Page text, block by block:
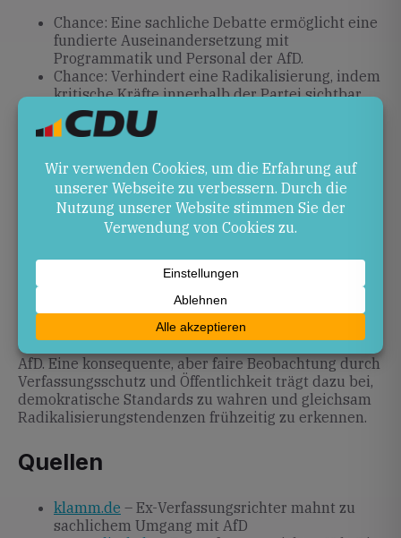
Chance: Eine sachliche Debatte ermöglicht eine
fundierte Auseinandersetzung mit
Programmatik und Personal der AfD.
Chance: Verhindert eine Radikalisierung, indem
kritische Kräfte innerhalb der Partei sichtbar
bleiben.
Risiko: Pauschale Diskreditierung könnte
Risiko: Ein Verbotsverfahren könnte als
„Pyrrhussieg“ enden und antidemokratische
Narrative beflügeln.
Die kommenden Landtagswahlen am 20. September
2026 in Mecklenburg-Vorpommern und am 6.
September 2026 in Sachsen-Anhalt werden
entscheidende Gradmesser für das Abschneiden der
AfD. Eine konsequente, aber faire Beobachtung durch
Verfassungsschutz und Öffentlichkeit trägt dazu bei,
demokratische Standards zu wahren und gleichsam
Radikalisierungstendenzen frühzeitig zu erkennen.
Quellen
klamm.de – Ex-Verfassungsrichter mahnt zu
sachlichem Umgang mit AfD